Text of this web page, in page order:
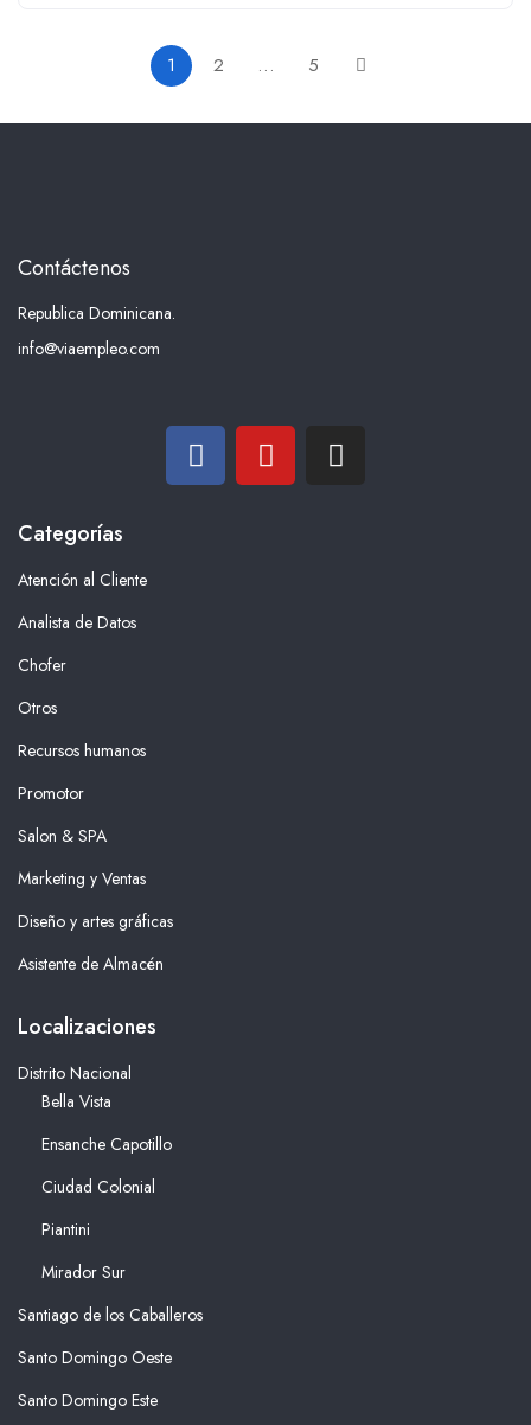
1 2 … 5
Contáctenos
Republica Dominicana.
info@viaempleo.com
Categorías
Atención al Cliente
Analista de Datos
Chofer
Otros
Recursos humanos
Promotor
Salon & SPA
Marketing y Ventas
Diseño y artes gráficas
Asistente de Almacén
Localizaciones
Distrito Nacional
Bella Vista
Ensanche Capotillo
Ciudad Colonial
Piantini
Mirador Sur
Santiago de los Caballeros
Santo Domingo Oeste
Santo Domingo Este